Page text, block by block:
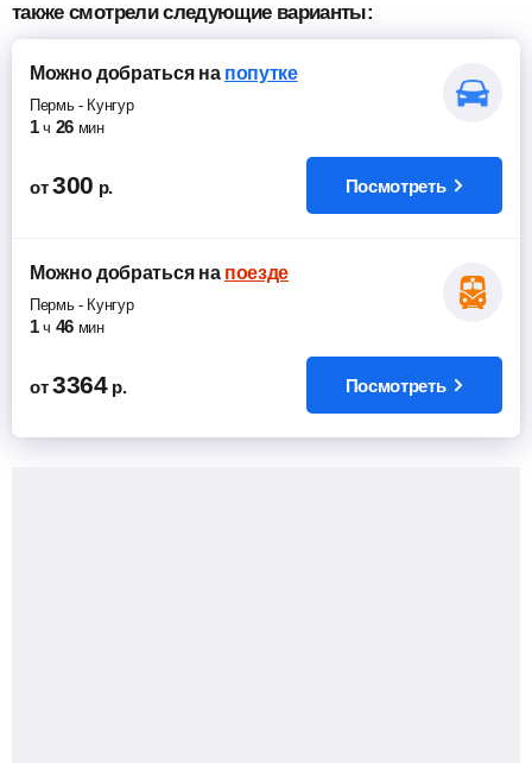
также смотрели следующие варианты:
Можно добратьсяна попутке
Пермь- Кунгур
1 ч 26 мин
от 300 р. Посмотреть
Можно добратьсяна поезде
Пермь- Кунгур
1 ч 46 мин
от 3364 р. Посмотреть